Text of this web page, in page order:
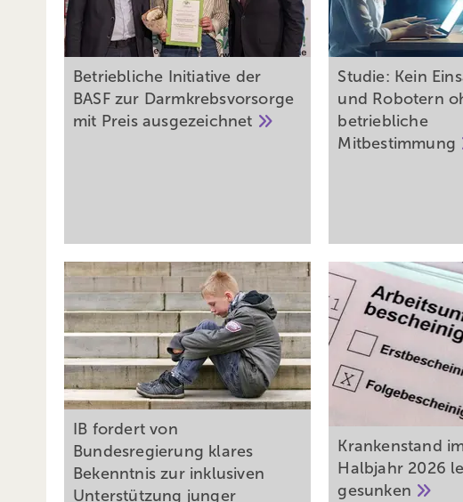
Betriebliche Initiative der
BASF zur Darmkrebsvorsorge
mit Preis ausgezeichnet
Studie: Kein
und Robotern
betriebliche
Mitbestimmung
IB fordert von
Bundesregierung klares
Bekenntnis zur inklusiven
Unterstützung junger
Krankenstand
Halbjahr 2026
gesunken